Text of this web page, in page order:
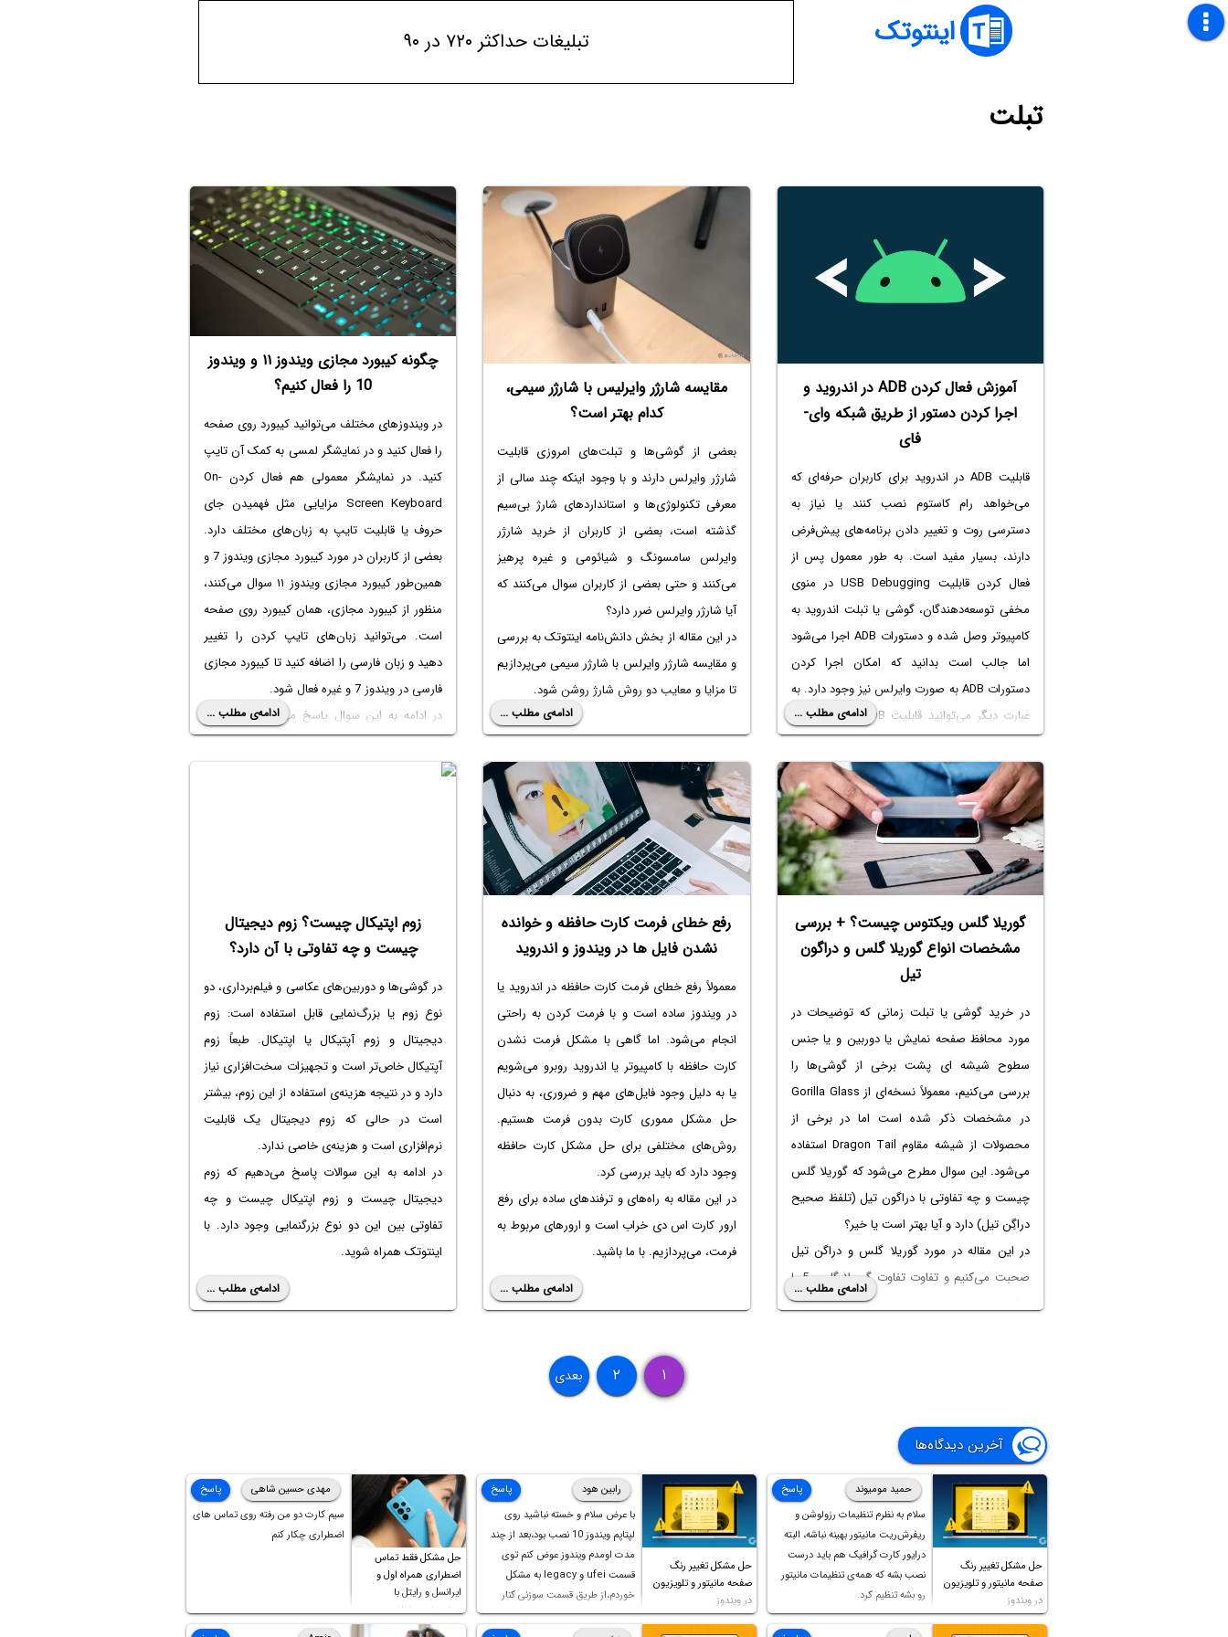
اینتوتک تبلیغات حداکثر ۷۲۰ در ۹۰
تبلت
آموزش فعال کردن ADB در اندروید و
اجرا کردن دستور از طریق شبکه وای-
فای
قابلیت ADB در اندروید برای کاربران حرفه‌ای که
می‌خواهد رام کاستوم نصب کنند یا نیاز به
دسترسی روت و تغییر دادن برنامه‌های پیش‌فرض
دارند، بسیار مفید است. به طور معمول پس از
فعال کردن قابلیت USB Debugging در منوی
مخفی توسعه‌دهندگان، گوشی یا تبلت اندروید به
کامپیوتر وصل شده و دستورات ADB اجرا می‌شود
اما جالب است بدانید که امکان اجرا کردن
دستورات ADB‌ به صورت وایرلس نیز وجود دارد. به
عبارت دیگر می‌توانید قابلیت ADB‌ را برای حالتی
که گوشی به شبکه وای-فای متصل شده، فعال
کنید.
در ادامه مطلب به نحوه اجرا کردن دستورات ADB
روی گوشی و تبلت متصل به شبکه می‌پردازیم. با
اینتوتک همراه باشید.
ادامه‌ی مطلب ...
مقایسه شارژر وایرلیس با شارژر سیمی،
کدام بهتر است؟
بعضی از گوشی‌ها و تبلت‌های امروزی قابلیت
شارژر وایرلس دارند و با وجود اینکه چند سالی از
معرفی تکنولوژی‌ها و استانداردهای شارژ بی‌سیم
گذشته است، بعضی از کاربران از خرید شارژر
وایرلس سامسونگو شیائومی و غیره پرهیز
می‌کنند و حتی بعضی از کاربران سوال می‌کنند که
آیا شارژر وایرلس ضرر دارد؟
در این مقاله از بخش دانش‌نامه اینتوتک به بررسی
و مقایسه شارژر وایرلس با شارژر سیمی می‌پردازیم
تا مزایا و معایب دو روش شارژ روشن شود.
ادامه‌ی مطلب ...
چگونه کیبورد مجازی ویندوز ۱۱ و ویندوز
10 را فعال کنیم؟
در ویندوزهای مختلف می‌توانید کیبورد روی صفحه
را فعال کنید و در نمایشگر لمسی به کمک آن تایپ
کنید. در نمایشگر معمولی هم فعال کردن On-
Screen Keyboard مزایایی مثل فهمیدن جای
حروف یا قابلیت تایپ به زبان‌های مختلف دارد.
بعضی از کاربران در موردکیبورد مجازی ویندوز 7 و
همین‌طور کیبورد مجازی ویندوز ۱۱
سوال می‌کنند،
منظور از کیبورد مجازی، همان کیبورد روی صفحه
است. می‌توانید زبان‌های تایپ کردن را تغییر
دهید و زبان فارسی را اضافه کنید تا کیبورد مجازی
فارسی در ویندوز 7 و غیره فعال شود.
در ادامه به این سوال پاسخ می‌دهیم که چگونه
کیبورد مجازی ویندوز ۱۱ یا ویندوزهای قدیمی‌تر را
فعال کنیم. با یک مقاله‌ی آموزشی دیگر از اینتوتک
ادامه‌ی مطلب ...
گوریلا گلس ویکتوس چیست؟ + بررسی
مشخصات انواع گوریلا گلس و دراگون
تیل
در خرید گوشی یا تبلت زمانی که توضیحات در
مورد محافظ صفحه نمایش یا دوربین و یا جنس
سطوح شیشه ای پشت برخی از گوشی‌ها را
بررسی می‌کنیم، معمولاً نسخه‌ای از Gorilla Glass
در مشخصات ذکر شده است اما در برخی از
محصولات از شیشه مقاوم Dragon Tail استفاده
می‌شود. این سوال مطرح می‌شود که گوریلا گلس
چیست و چه تفاوتی با دراگون تیل (تلفظ صحیح
دراگِن تیل) دارد و آیا بهتر است یا خیر؟
در این مقاله در مورد گوریلا گلس و دراگن تیل
صحبت می‌کنیم و تفاوت
تفاوت گوریلا گلس 5 با
یا سایر نسخه‌ها را توضیح می‌دهیم. با ما
ادامه‌ی مطلب ...
رفع خطای فرمت کارت حافظه و خوانده
نشدن فایل ها در ویندوز و اندروید
معمولاً رفع خطای فرمت کارت حافظه در اندروید یا
در ویندوز ساده است و با فرمت کردن به راحتی
انجام می‌شود. اما گاهی با مشکل فرمت نشدن
کارت حافظه با کامپیوتر یا اندروید روبرو می‌شویم
یا به دلیل وجود فایل‌های مهم و ضروری، به دنبال
حل مشکل مموری کارت بدون فرمت هستیم.
روش‌های مختلفی برای حل مشکل کارت حافظه
وجود دارد که باید بررسی کرد.
در این مقاله به راه‌های و ترفندهای ساده برای رفع
ارور کارت اس دی خراب است و ارورهای مربوط به
فرمت، می‌پردازیم. با ما باشید.
ادامه‌ی مطلب ...
زوم اپتیکال چیست؟ زوم دیجیتال
چیست و چه تفاوتی با آن دارد؟
در گوشی‌ها و دوربین‌های عکاسی و فیلم‌برداری، دو
نوع زوم یا بزرگ‌نمایی قابل استفاده است: زوم
دیجیتال و زوم آپتیکال یا اپتیکال. طبعاً زوم
آپتیکال خاص‌تر است و تجهیزات سخت‌افزاری نیاز
دارد و در نتیجه هزینه‌ی استفاده از این زوم، بیشتر
است در حالی که زوم دیجیتال یک قابلیت
نرم‌افزاری است و هزینه‌ی خاصی ندارد.
در ادامه به این سوالات پاسخ می‌دهیم که زوم
دیجیتال چیست و زوم اپتیکال چیست و چه
تفاوتی بین این دو نوع بزرگنمایی وجود دارد. با
اینتوتک همراه شوید.
ادامه‌ی مطلب ...
۱ ۲ بعدی
آخرین دیدگاه‌ها
حل مشکل تغییر رنگ
صفحه مانیتور و تلویزیون
در ویندوز
حمید مومیوند
سلام به نظرم تنظیمات رزولوشن و
ریفرش‌ریت مانیتور بهینه نباشه، البته
درایور کارت گرافیک هم باید درست
نصب بشه که همه‌ی تنظیمات مانیتور
رو بشه تنظیم کرد.
پاسخ
حل مشکل تغییر رنگ
صفحه مانیتور و تلویزیون
در ویندوز
رابین هود
با عرض سلام و خسته نباشید روی
لپتاپم ویندوز 10 نصب بود،بعد از چند
مدت اومدم ویندوز عوض کنم توی
قسمت ufei و legacy به مشکل
خوردم،از طریق قسمت سوزنی کنار
پورت هندزفری ،بوت رو ریست کردم و
پاسخ
حل مشکل فقط تماس
اضطراری همراه اول و
ایرانسل و رایتل با
روش‌های مختلف
مهدی حسین شاهی
سیم کارت دو من رفته روی تماس های
اضطراری چکار کنم
پاسخ